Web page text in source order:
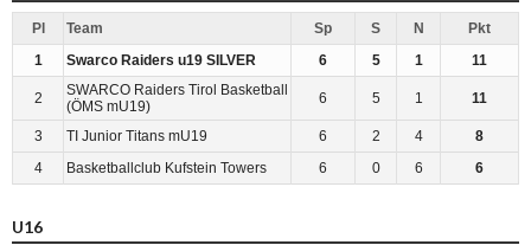
Pl Team Sp S N
Pkt
1
Swarco Raiders u19 SILVER 6 5 1 11
2
SWARCO Raiders Tirol Basketball
(ÖMS mU19)
6 5 1 11
3 TI Junior Titans mU19 6 2 4
8
4
Basketballclub Kufstein Towers 6 0 6 6
U16